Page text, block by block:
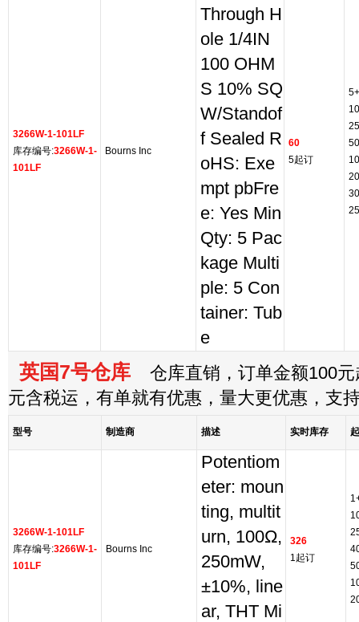
3266W-1-101LF
库存编号:3266W-1-
101LF
Bourns Inc
Through H
ole 1/4IN
100 OHM
S 10% SQ
W/Standof
f Sealed R
oHS: Exe
mpt pbFre
e: Yes Min
Qty: 5 Pac
kage Multi
ple: 5 Con
tainer: Tub
e
60
5起订
5+
英国7号仓库 仓库直销，订单金额100元
元含税运，有单就有优惠，量大更优惠，支
型号 制造商 描述 实时库存
3266W-1-101LF
库存编号:3266W-1-
101LF
Bourns Inc
Potentiom
eter: moun
ting, multit
urn, 100Ω,
250mW,
±10%, line
ar, THT Mi
326
1起订